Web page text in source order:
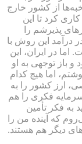
از کشور خارج
کرد تا این
پذیرشم را
درآمد این روش با
در ایران، این
باز توجهی به او
اما هیچ کدام
ارز کشور را به
فکری را هم
به فکر تأمین
که آینده من را
دیگر هم هستند.